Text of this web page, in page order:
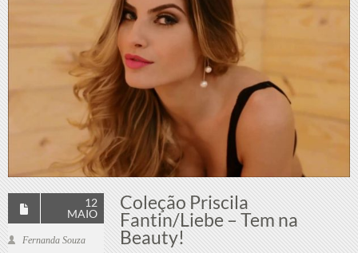
12
MAIO
Fernanda Souza
Coleção Priscila
Fantin/Liebe – Tem na
Beauty!